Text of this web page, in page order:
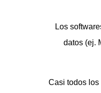
Los
datos (ej.
Casi todos